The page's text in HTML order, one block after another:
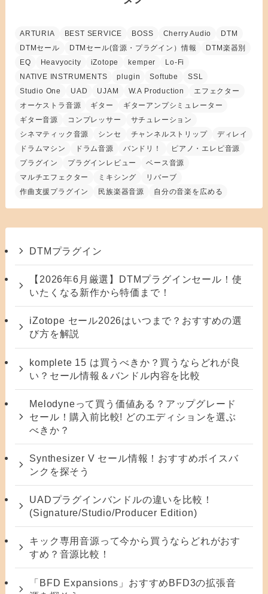
ARTURIA BEST SERVICE BOSS Cherry Audio
DTM
DTMセール
DTMセール(音源・プラグイン）情報
DTM楽器別
EQ
Heavyocity iZotope kemper
Lo-Fi
NATIVE INSTRUMENTS
plugin Softube
SSL
Studio One
UAD UJAM W.A Production
エフェクター
オーケストラ音源
ギター
ギターアンプシミュレーター
ギター音源
コンプレッサー
サチュレーション
シネマティック音源
シンセ チャンネルストリップ
ディレイ
ドラムマシン
ドラム音源 バンドリ！
ピアノ・エレピ音源
プラグイン
プラグインレビュー
ベース音源
マルチエフェクター
ミキシング
リバーブ
作曲支援プラグイン
民族楽器音源 自分の音楽を広める
DTMプラグイン
【2026年6月厳選】DTMプラグインセール！使
いたくなる新作から特価まで！
iZotope セール2026はいつまで？おすすめの選
び方を解説
komplete 15 は買うべきか？買うならどれが良
い？セール情報＆バンドル内容を比較
Melodyneって買う価値ある？アップグレード
セール！購入前比較! どのエディションを選ぶ
べきか？
Synthesizer V セール情報！おすすめボイスバ
ンクを探そう
UADプラグインバンドルの違いを比較！
(Signature/Studio/Producer Edition)
キック専用音源って今から買うならどれがおす
すめ？音源比較！
「BFD Expansions」おすすめBFD3の拡張音